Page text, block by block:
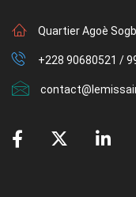
Quartier Agoè
+228 90680521 /